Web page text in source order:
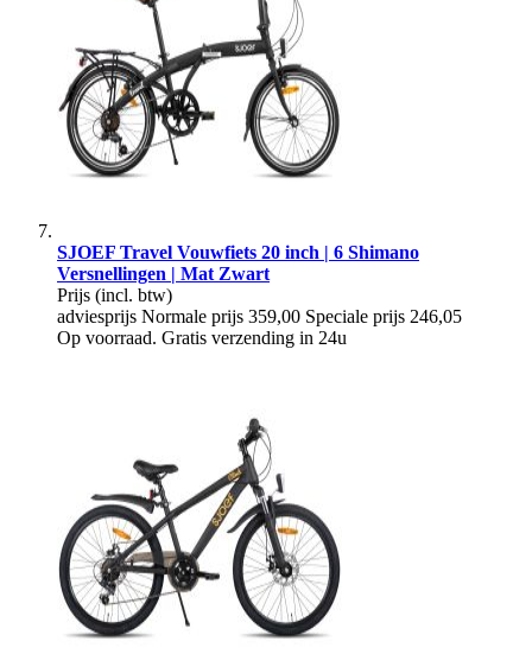
SJOEF Travel Vouwfiets 20 inch | 6 Shimano
Versnellingen | Mat Zwart
Prijs (incl. btw)
adviesprijs Normale prijs 359,00 Speciale prijs 246,05
Op voorraad. Gratis verzending in 24u